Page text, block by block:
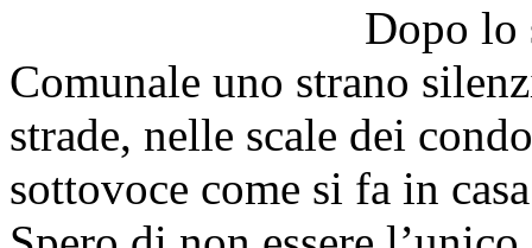
Dopo lo
Comunale uno strano
strade, nelle scale dei
sottovoce come si fa in